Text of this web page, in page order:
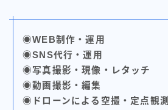
◉WEB制作・運用
◉SNS代行・運用
◉写真撮影・現像・レタッチ
◉動画撮影・編集
◉ドローンによる空撮・定点観測